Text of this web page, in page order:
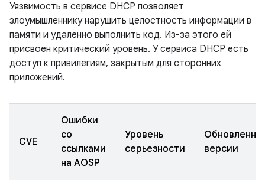
Уязвимость в сервисе DHCP позволяет
злоумышленнику нарушить целостность информации в
памяти и удаленно выполнить код. Из-за этого ей
присвоен критический уровень. У сервиса DHCP есть
доступ к привилегиям, закрытым для сторонних
приложений.
CVE
Ошибки
со
ссылками
на AOSP
Уровень
серьезности
версии